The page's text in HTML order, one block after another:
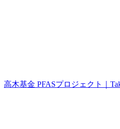
高木基金 PFASプロジェクト｜